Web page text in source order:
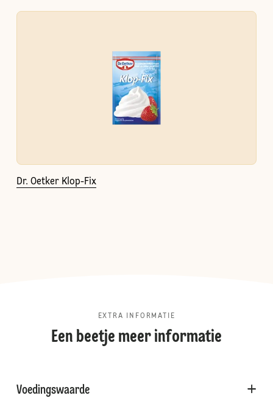
Dr. Oetker Klop-Fix
EXTRA INFORMATIE
Een beetje meer informatie
Voedingswaarde